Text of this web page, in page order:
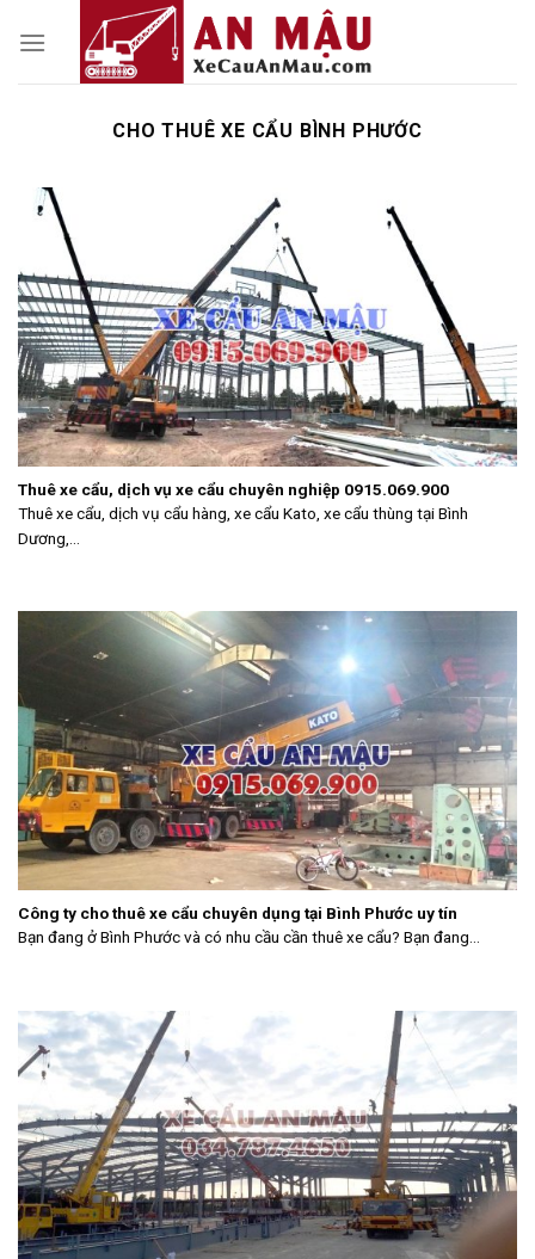
CHO THUÊ XE CẨU BÌNH PHƯỚC
Thuê xe cẩu, dịch vụ xe cẩu chuyên nghiệp 0915.069.900
Thuê xe cẩu, dịch vụ cẩu hàng, xe cẩu Kato, xe cẩu thùng tại Bình
Dương,...
Công ty cho thuê xe cẩu chuyên dụng tại Bình Phước uy tín
Bạn đang ở Bình Phước và có nhu cầu cần thuê xe cẩu? Bạn đang...